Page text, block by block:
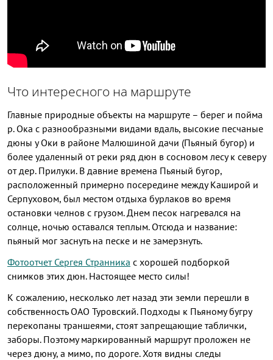
Что интересного на маршруте
Главные природные объекты на маршруте – берег и пойма
р. Ока с разнообразными видами вдаль, высокие песчаные
дюны у Оки в районе Малюшиной дачи (Пьяный бугор) и
более удаленный от реки ряд дюн в сосновом лесу к северу
от дер. Прилуки. В давние времена Пьяный бугор,
расположенный примерно посередине между Каширой и
Серпуховом, был местом отдыха бурлаков во время
остановки челнов с грузом. Днем песок нагревался на
солнце, ночью оставался теплым. Отсюда и название:
пьяный мог заснуть на песке и не замерзнуть.
Фотоотчет Сергея Странника с хорошей подборкой
снимков этих дюн. Настоящее место силы!
К сожалению, несколько лет назад эти земли перешли в
собственность ОАО Туровский. Подходы к Пьяному бугру
перекопаны траншеями, стоят запрещающие таблички,
заборы. Поэтому маркированный маршрут проложен не
через дюну, а мимо, по дороге. Хотя видны следы